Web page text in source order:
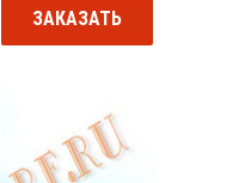
ЗАКАЗАТЬ